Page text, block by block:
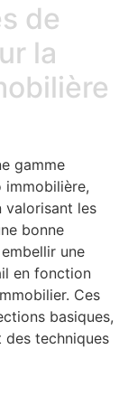
de
la
gamme
immobilière,
valorisant les
bonne
une
en fonction
Ces
basiques,
des techniques